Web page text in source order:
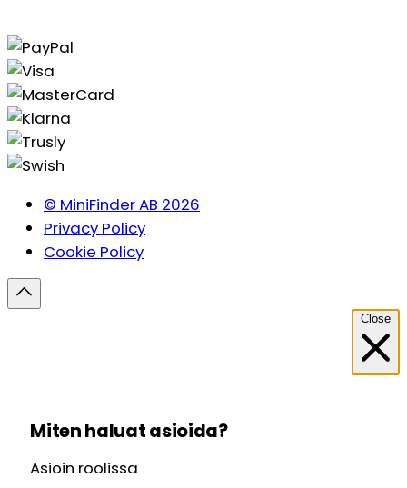
© MiniFinder AB 2026
Privacy Policy
Cookie Policy
Close
Miten haluat asioida?
Asioin roolissa